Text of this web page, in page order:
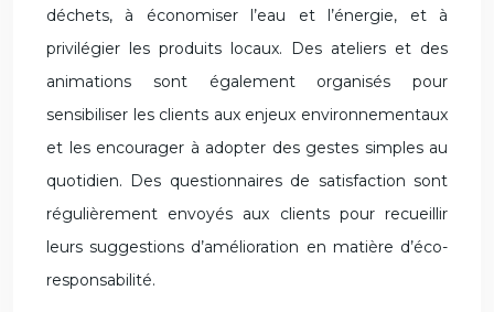
déchets, à économiser l’eau et l’énergie, et à
privilégier les produits locaux. Des ateliers et des
animations sont également organisés pour
sensibiliser les clients aux enjeux environnementaux
et les encourager à adopter des gestes simples au
quotidien. Des questionnaires de satisfaction sont
régulièrement envoyés aux clients pour recueillir
leurs suggestions d’amélioration en matière d’éco-
responsabilité.